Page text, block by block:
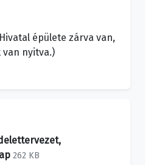
épülete zárva van,
van nyitva.)
262 KB